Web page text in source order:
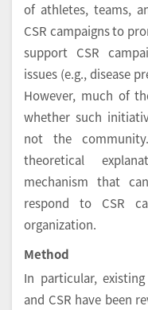
of athletes, teams,
CSR campaigns to
support CSR
issues (e.g., disease
However, much of
whether such
not the
theoretical
mechanism that
respond to CSR
organization.
Method
In particular,
and CSR have been